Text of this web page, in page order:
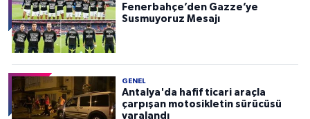
Fenerbahçe’den Gazze’ye
Susmuyoruz Mesajı
GENEL
Antalya'da hafif ticari araçla
çarpışan motosikletin sürücüsü
yaralandı